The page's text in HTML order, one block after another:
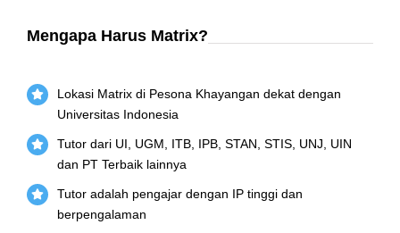
Mengapa Harus Matrix?
Lokasi Matrix di Pesona Khayangan dekat dengan
Universitas Indonesia
Tutor dari UI, UGM, ITB, IPB, STAN, STIS, UNJ, UIN
dan PT Terbaik lainnya
Tutor adalah pengajar dengan IP tinggi dan
berpengalaman